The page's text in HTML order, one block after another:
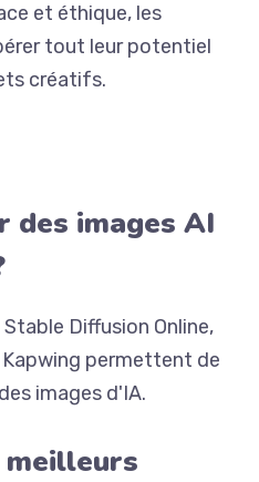
et éthique, les
tout leur potentiel
créatifs.
des images AI
Diffusion Online,
permettent de
images d'IA.